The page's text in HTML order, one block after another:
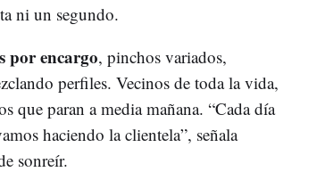
ni un segundo.
por encargo, pinchos variados,
perfiles. Vecinos de toda la vida,
que paran a media mañana. “Cada día
haciendo la clientela”, señala
sonreír.